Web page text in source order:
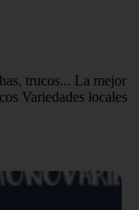
trucos... La mejor
Variedades locales